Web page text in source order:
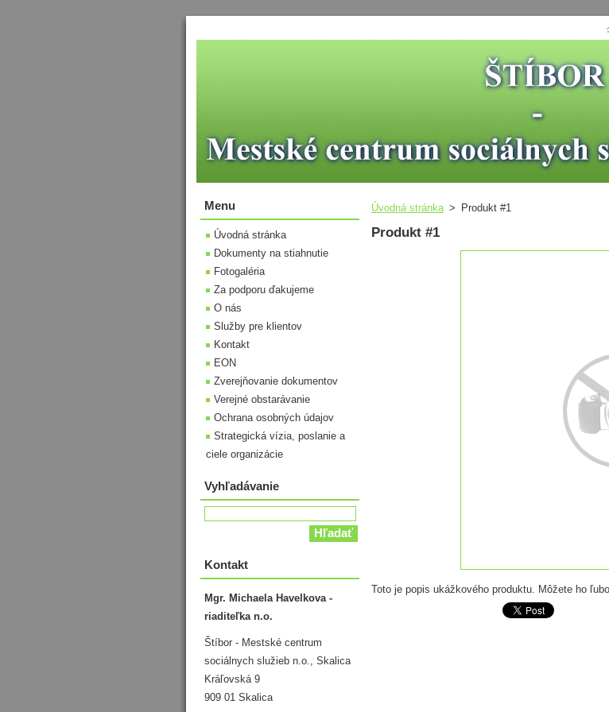
Úvodná stránka > Produkt #1
Produkt #1
Toto je popis ukážkového produktu. Môžete ho
Menu
Úvodná stránka
Dokumenty na stiahnutie
Fotogaléria
Za podporu ďakujeme
O nás
Služby pre klientov
Kontakt
EON
Zverejňovanie dokumentov
Verejné obstarávanie
Ochrana osobných údajov
Strategická vízia, poslanie a
ciele organizácie
Vyhľadávanie
Kontakt
Mgr. Michaela Havelkova -
riaditeľka n.o.
Štíbor - Mestské centrum
sociálnych služieb n.o., Skalica
Kráľovská 9
909 01 Skalica